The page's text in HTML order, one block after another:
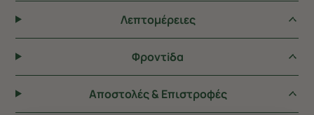
Λεπτομέρειες
Φροντiδα
Αποστολές & Επιστροφές